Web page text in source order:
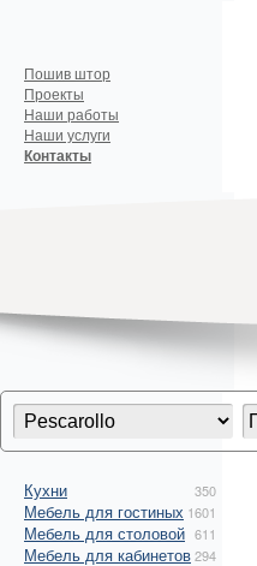
Пошив штор
Проекты
Наши работы
Наши услуги
Контакты
Кухни 350
Мебель для гостиных 1601
Мебель для столовой 611
Мебель для кабинетов294